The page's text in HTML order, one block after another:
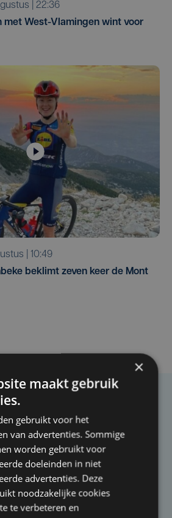
| 22:36
met West-Vlamingen wint voor
| 10:49
beklimt zeven keer de Mont
opgemerkt?
of schrijffout opgemerkt in dit
artikel?
ons weten
×
maakt gebruik
gebruikt voor het
van advertenties. Sommige
worden gebruikt voor
doeleinden in niet
advertenties. Deze
noodzakelijke cookies
te verbeteren en